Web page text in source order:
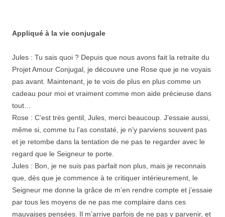
Appliqué à la vie conjugale
Jules : Tu sais quoi ? Depuis que nous avons fait la retraite du
Projet Amour Conjugal, je découvre une Rose que je ne voyais
pas avant. Maintenant, je te vois de plus en plus comme un
cadeau pour moi et vraiment comme mon aide précieuse dans
tout…
Rose : C’est très gentil, Jules, merci beaucoup. J’essaie aussi,
même si, comme tu l’as constaté, je n’y parviens souvent pas
et je retombe dans la tentation de ne pas te regarder avec le
regard que le Seigneur te porte.
Jules : Bon, je ne suis pas parfait non plus, mais je reconnais
que, dès que je commence à te critiquer intérieurement, le
Seigneur me donne la grâce de m’en rendre compte et j’essaie
par tous les moyens de ne pas me complaire dans ces
mauvaises pensées. Il m’arrive parfois de ne pas y parvenir, et